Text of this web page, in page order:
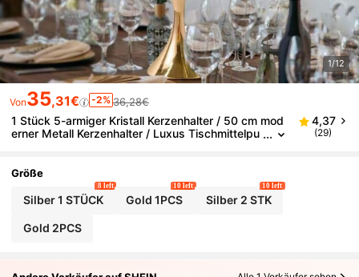
1/12
Von35,31€ -2% 36,28€
1 Stück 5-armiger Kristall Kerzenhalter / 50 cm mod
erner Metall Kerzenhalter / Luxus Tischmittelpu
n nicht enthalten
4,37
(29)
Größe
Silber 1 STÜCK
8 left
Gold 1PCS
10 left
Silber 2 STK
10 left
Gold 2PCS